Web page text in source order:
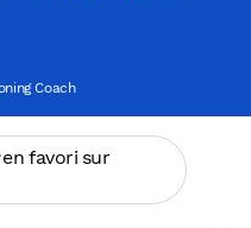
Coach
favori sur